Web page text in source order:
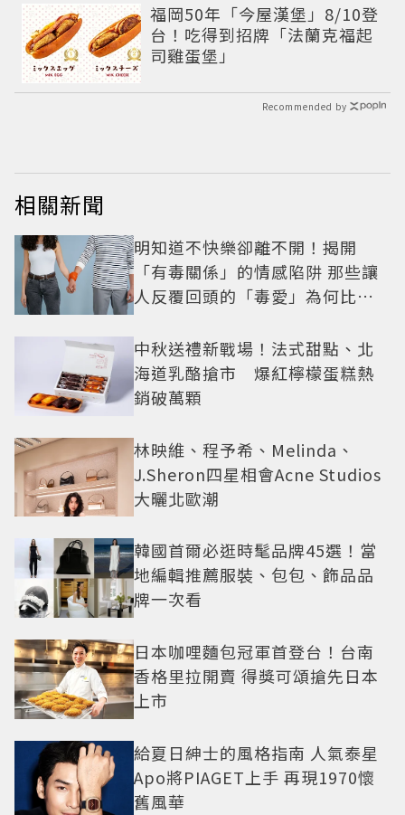
福岡50年「今屋漢堡」8/10登
台！吃得到招牌「法蘭克福起
司雞蛋堡」
Recommended by
相關新聞
明知道不快樂卻離不開！揭開
「有毒關係」的情感陷阱 那些讓
人反覆回頭的「毒愛」為何比菸
中秋送禮新戰場！法式甜點、北
海道乳酪搶市 爆紅檸檬蛋糕熱
銷破萬顆
林映維、程予希、Melinda、
J.Sheron四星相會Acne Studios
大曬北歐潮
韓國首爾必逛時髦品牌45選！當
地編輯推薦服裝、包包、飾品品
牌一次看
日本咖哩麵包冠軍首登台！台南
香格里拉開賣 得獎可頌搶先日本
上市
給夏日紳士的風格指南 人氣泰星
Apo將PIAGET上手 再現1970懷
舊風華